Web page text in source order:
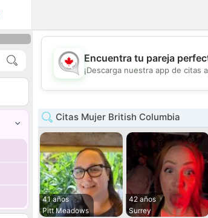
Encuentra tu pareja
¡Descarga nuestra app de citas
Citas Mujer British Columbia
41 años
Pitt Meadows
42 años
Surrey